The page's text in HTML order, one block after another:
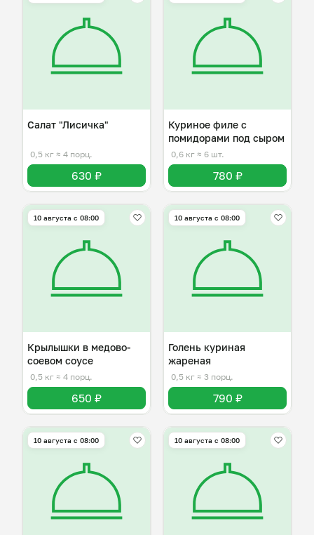
Салат "Лисичка"
0,5 кг ≈ 4 порц.
630 ₽
Куриное филе с
помидорами под сыром
0,6 кг ≈ 6 шт.
780 ₽
10 августа с 08:00
Крылышки в медово-
соевом соусе
0,5 кг ≈ 4 порц.
650 ₽
10 августа с 08:00
Голень куриная
жареная
0,5 кг ≈ 3 порц.
790 ₽
10 августа с 08:00 10 августа с 08:00